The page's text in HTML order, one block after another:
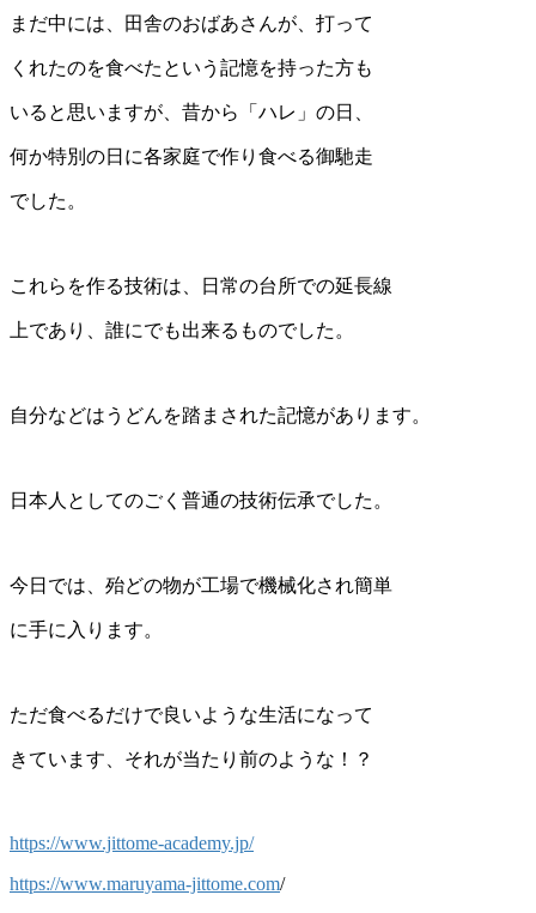
まだ中には、田舎のおばあさんが、打って
くれたのを食べたという記憶を持った方も
いると思いますが、昔から「ハレ」の日、
何か特別の日に各家庭で作り食べる御馳走
でした。
これらを作る技術は、日常の台所での延長線
上であり、誰にでも出来るものでした。
自分などはうどんを踏まされた記憶があります。
日本人としてのごく普通の技術伝承でした。
今日では、殆どの物が工場で機械化され簡単
に手に入ります。
ただ食べるだけで良いような生活になって
きています、それが当たり前のような！？
https://www.jittome-academy.jp/
https://www.maruyama-jittome.com/